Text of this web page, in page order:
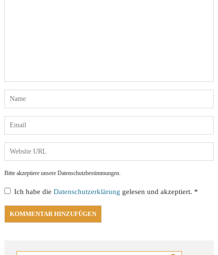
Bitte akzeptiere unsere Datenschutzbestimmungen.
Ich habe dieDatenschutzerklärung gelesen und akzeptiert. *